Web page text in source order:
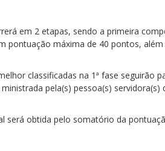
em 2 etapas, sendo a primeira
pontuação máxima de 40 pontos,
classificadas na 1ª fase seguirão
pela(s) pessoa(s)
será obtida pelo somatório da